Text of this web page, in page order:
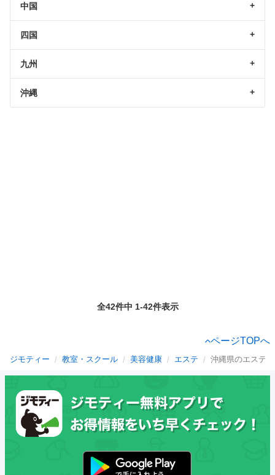
中国
四国
九州
沖縄
全42件中 1-42件表示
ページTOPへ
ジモティー 教室・スクール 美容健康 エステ 沖縄県のエステ